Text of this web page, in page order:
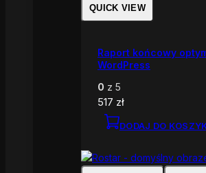
QUICK VIEW
Raport końcowy
WordPress
0 z 5
517 zł
DODAJ DO